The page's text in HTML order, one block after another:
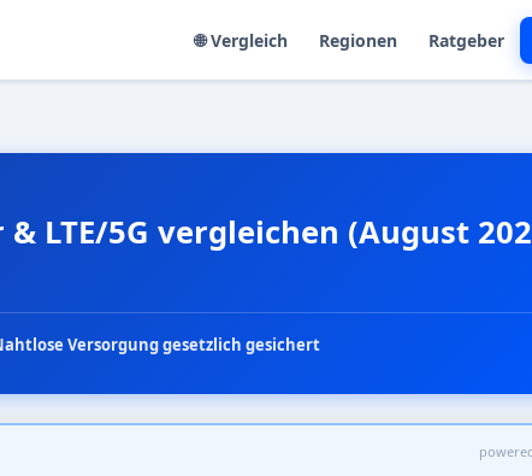
🌐 Vergleich Regionen Ratgeber
LTE/5G vergleichen (August
Versorgung gesetzlich gesichert